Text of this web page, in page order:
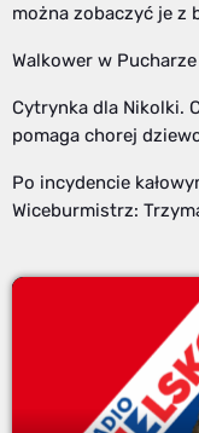
można zobaczyć je z
Walkower w
Cytrynka dla Nikolki.
pomaga chorej
Po incydencie
Wiceburmistrz: